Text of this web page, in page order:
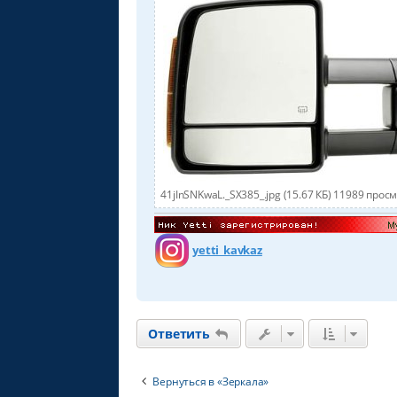
41jInSNKwaL._SX385_.jpg (15.67 КБ) 11989
yetti_kavkaz
Ответить
Вернуться в «Зеркала»